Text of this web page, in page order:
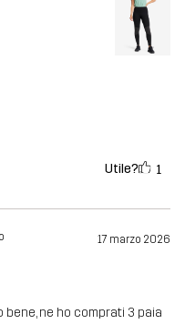
Utile? 1
17 marzo 2026
ne ho comprati 3 paia